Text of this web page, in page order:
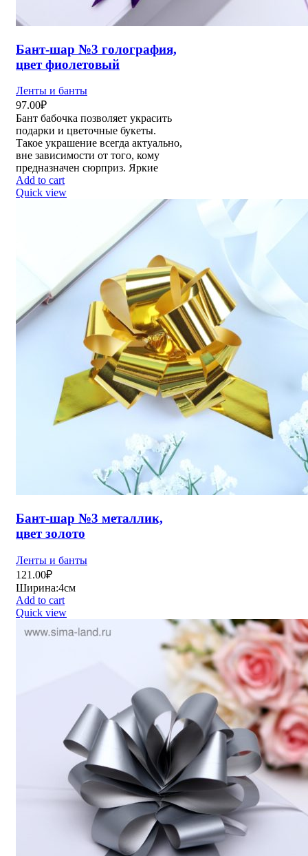
Бант-шар №3 голография,
цвет фиолетовый
Ленты и банты
97.00₽
Бант бабочка позволяет украсить
подарки и цветочные букеты.
Такое украшение всегда актуально,
вне зависимости от того, кому
предназначен сюрприз. Яркие
Add to cart
Quick view
Бант-шар №3 металлик,
цвет золото
Ленты и банты
121.00₽
Ширина:4см
Add to cart
Quick view